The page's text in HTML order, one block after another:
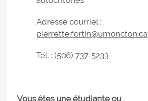
Adresse courriel :
pierrette.fortin@umoncton.ca
Tél. : (506) 737-5233
Vous êtes une étudiante ou